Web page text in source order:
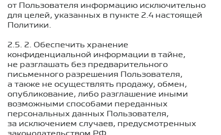
от Пользователя информацию исключительно
для целей, указанных в пункте 2.4 настоящей
Политики.
2.5. 2. Обеспечить хранение
конфиденциальной информации в тайне,
не разглашать без предварительного
письменного разрешения Пользователя,
а также не осуществлять продажу, обмен,
опубликование, либо разглашение иными
возможными способами переданных
персональных данных Пользователя,
за исключением случаев, предусмотренных